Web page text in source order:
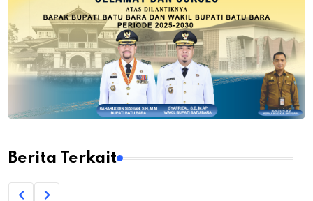
Berita Terkait